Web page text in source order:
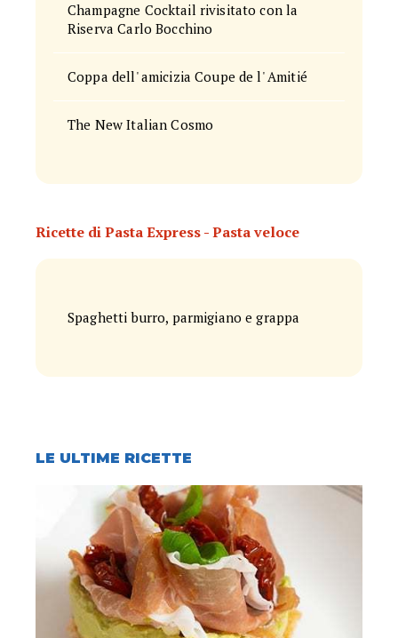
Champagne Cocktail rivisitato con la
Riserva Carlo Bocchino
Coppa dell' amicizia Coupe de l' Amitié
The New Italian Cosmo
Ricette di Pasta Express - Pasta veloce
Spaghetti burro, parmigiano e grappa
LE ULTIME RICETTE